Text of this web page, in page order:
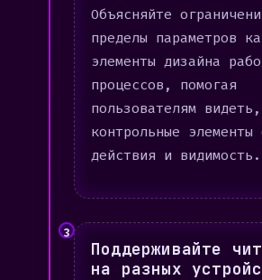
Объясняйте
пределы параметров
элементы дизайна
процессов, помогая
пользователям
контрольные элементы
действия и видимость.
3
Поддерживайте
на разных